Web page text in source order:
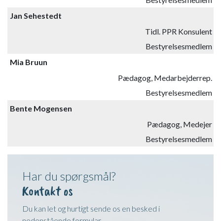
Jan Sehestedt
Tidl. PPR Konsulent
Bestyrelsesmedlem
Mia Bruun
Pædagog, Medarbejderrep.
Bestyrelsesmedlem​
​Bente Mogensen
Pædagog​, Medejer
Bestyrelsesmedlem​
Har du spørgsmål?
Kontakt os
Du kan let og hurtigt sende os en besked i